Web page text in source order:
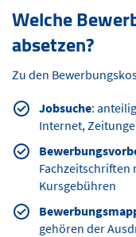
Welche
absetzen?
Zu den
Jobsuche:
Internet,
Fachzeitschriften
Kursgebühren
gehören der